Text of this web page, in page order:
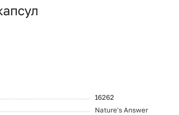
16262
Nature's Answer